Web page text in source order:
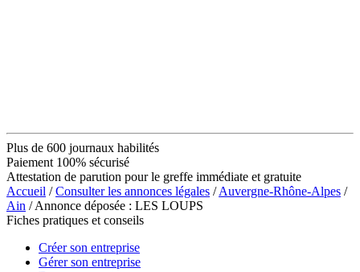
Plus de 600 journaux habilités
Paiement 100% sécurisé
Attestation de parution pour le greffe immédiate et gratuite
Accueil /Consulter les annonces légales /Auvergne-Rhône-Alpes /
Ain / Annonce déposée : LES LOUPS
Fiches pratiques et conseils
Créer son entreprise
Gérer son entreprise